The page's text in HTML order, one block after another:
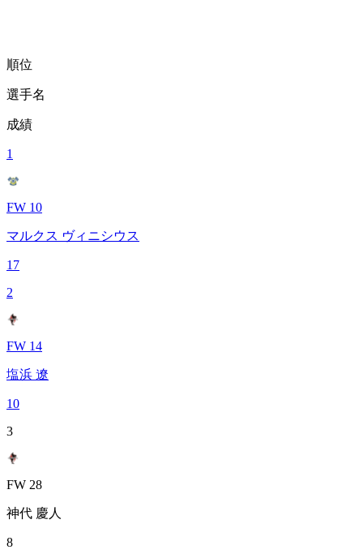
順位
選手名
成績
1
FW 10
マルクス ヴィニシウス
17
2
FW 14
塩浜 遼
10
3
FW 28
神代 慶人
8